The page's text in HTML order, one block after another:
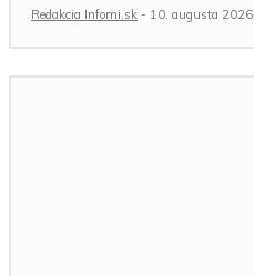
Redakcia Infomi.sk - 10. augusta 2026